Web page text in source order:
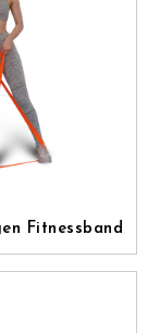
Fitnessband